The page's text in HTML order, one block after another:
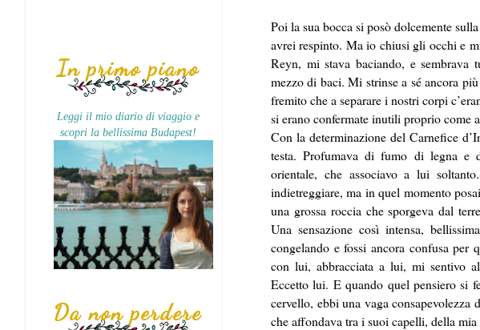
Poi la sua bocca si posò dolcemente
avrei respinto. Ma io chiusi gli occhi e
Reyn, mi stava baciando, e
mezzo di baci. Mi strinse a sé ancora
fremito che a separare i nostri corpi
si erano confermate inutili proprio come
Con la determinazione del Carnefice
testa. Profumava di fumo di legna e
orientale, che associavo a lui
indietreggiare, ma in quel momento
una grossa roccia che sporgeva dal
Una sensazione così intensa,
congelando e fossi ancora confusa per
con lui, abbracciata a lui, mi sentivo
Eccetto lui. E quando quel pensiero si
cervello, ebbi una vaga
che affondava tra i suoi capelli, della
In primo piano
Leggi il mio diario di viaggio e
scopri la bellissima Budapest!
Da non perdere